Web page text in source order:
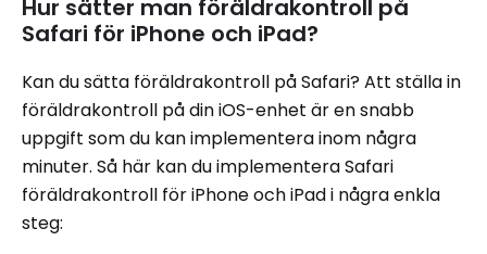
Hur sätter man föräldrakontroll på
Safari för iPhone och iPad?
Kan du sätta föräldrakontroll på Safari? Att ställa in
föräldrakontroll på din iOS-enhet är en snabb
uppgift som du kan implementera inom några
minuter. Så här kan du implementera Safari
föräldrakontroll för iPhone och iPad i några enkla
steg: